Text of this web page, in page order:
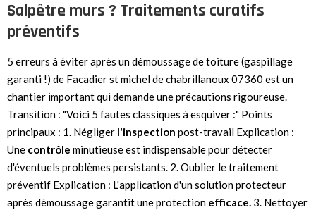
Salpêtre murs ? Traitements curatifs
préventifs
5 erreurs à éviter après un démoussage de toiture (gaspillage
garanti !) de Facadier st michel de chabrillanoux 07360 est un
chantier important qui demande une précautions rigoureuse.
Transition : "Voici 5 fautes classiques à esquiver :" Points
principaux : 1. Négliger l'inspection post-travail Explication :
Une contrôle minutieuse est indispensable pour détecter
d'éventuels problèmes persistants. 2. Oublier le traitement
préventif Explication : L'application d'un solution protecteur
après démoussage garantit une protection efficace. 3. Nettoyer